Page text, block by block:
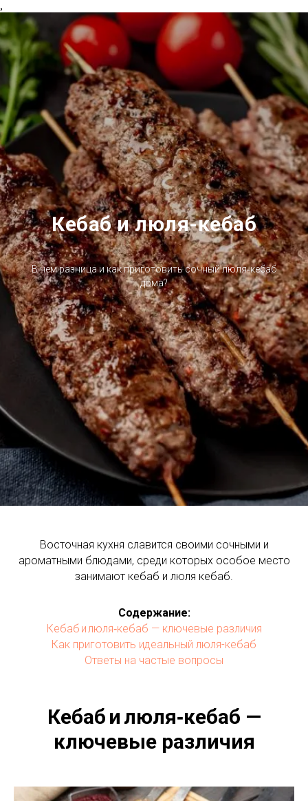
,
Кебаб и люля-кебаб
В чем разница и как приготовить сочный люля‑кебаб
дома?
Восточная кухня славится своими сочными и
ароматными блюдами, среди которых особое место
занимают кебаб и люля кебаб.
Содержание:
Кебаб и люля‑кебаб — ключевые различия
Как приготовить идеальный люля-кебаб
Ответы на частые вопросы
Кебаб и люля‑кебаб —
ключевые различия